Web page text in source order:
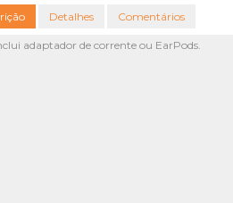
Detalhes Comentários
adaptador de corrente ou EarPods.